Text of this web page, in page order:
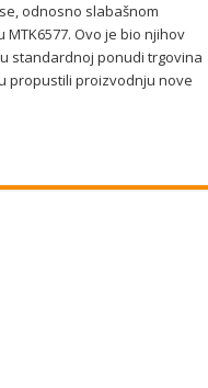
odnosno slabašnom
Ovo je bio njihov
standardnoj ponudi trgovina
propustili proizvodnju nove